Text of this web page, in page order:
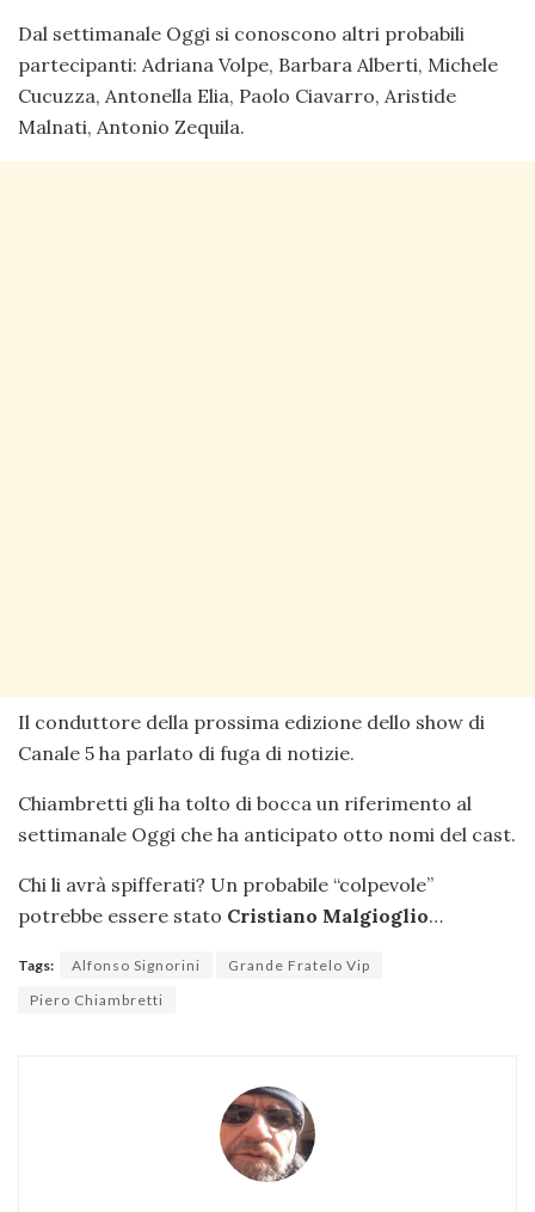
Dal settimanale Oggi si conoscono altri probabili
partecipanti: Adriana Volpe, Barbara Alberti, Michele
Cucuzza, Antonella Elia, Paolo Ciavarro, Aristide
Malnati, Antonio Zequila.
Il conduttore della prossima edizione dello show di
Canale 5 ha parlato di fuga di notizie.
Chiambretti gli ha tolto di bocca un riferimento al
settimanale Oggi che ha anticipato otto nomi del cast.
Chi li avrà spifferati? Un probabile “colpevole”
potrebbe essere stato Cristiano Malgioglio…
Tags: Alfonso Signorini
Grande Fratelo Vip
Piero Chiambretti